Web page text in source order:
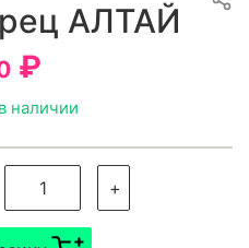
АЛТАЙ
₽
наличии
+